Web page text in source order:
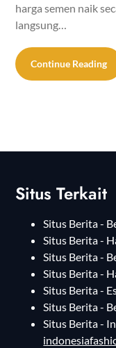
harga semen naik
langsung…
Continue Reading
Situs Terkait
Situs Berita -
Situs Berita -
Situs Berita -
Situs Berita -
Situs Berita -
Situs Berita -
Situs Berita -